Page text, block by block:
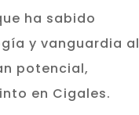
ha sabido
y vanguardia al
potencial,
en Cigales.